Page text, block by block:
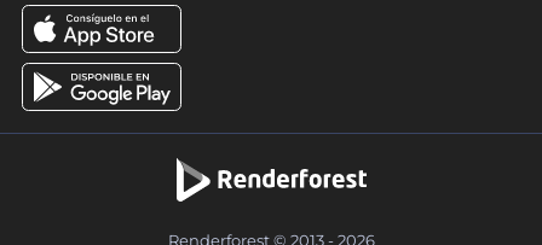
Renderforest © 2013 - 2026